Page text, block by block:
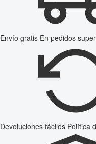
Envío gratis En pedidos
Devoluciones fáciles Política